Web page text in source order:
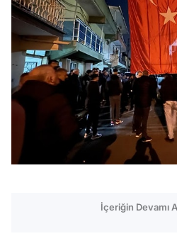
İçeriğin Devamı